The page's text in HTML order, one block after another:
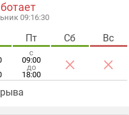
09:16:30
Пт
с
09:00
до
18:00
Сб
×
Вс
×